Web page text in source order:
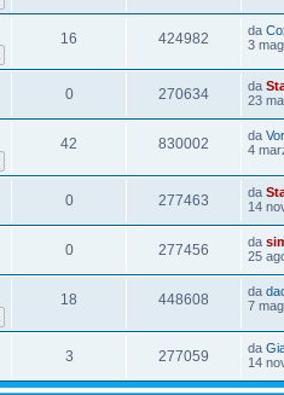
16 424982 da
3
0 270634 da
23
42 830002 da
4
0 277463 da
14
0 277456 da
25
18 448608 da
7
3 277059 da
14